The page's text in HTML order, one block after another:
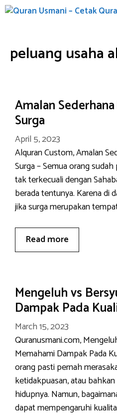
Skip
peluang usaha
Amalan
Surga
April 5, 2023
Alquran Custom, Amalan
Surga – Semua orang
tak terkecuali dengan
berada tentunya. Karena di
jika surga merupakan
Read more
Mengeluh vs
Dampak Pada
March 15, 2023
Quranusmani.com,
Memahami Dampak Pada
orang pasti pernah
ketidakpuasan, atau
hidupnya. Namun,
dapat mempengaruhi